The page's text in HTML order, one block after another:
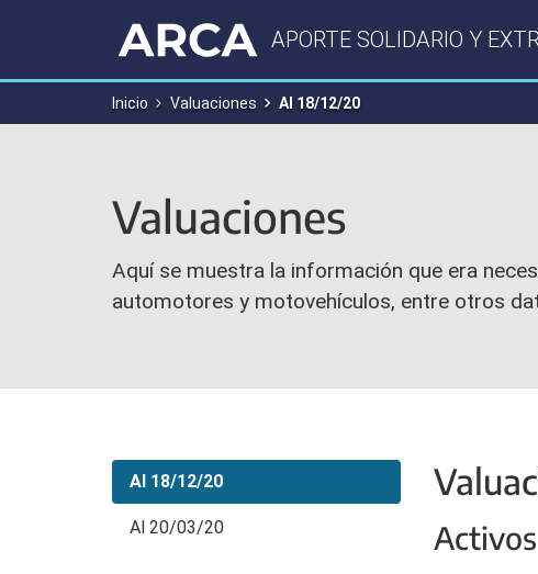
APORTE SOLIDARIO Y
Inicio Valuaciones Al 18/12/20
Valuaciones
Aquí se muestra la información que era
automotores y motovehículos, entre otros
Al 18/12/20
Al 20/03/20